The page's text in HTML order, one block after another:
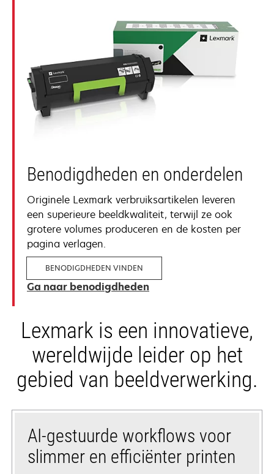
Benodigdheden en onderdelen
Originele Lexmark verbruiksartikelen leveren
een superieure beeldkwaliteit, terwijl ze ook
grotere volumes produceren en de kosten per
pagina verlagen.
BENODIGDHEDEN VINDEN
Ga naar benodigdheden
Lexmark is een innovatieve,
wereldwijde leider op het
gebied van beeldverwerking.
AI-gestuurde workflows voor
slimmer en efficiënter printen